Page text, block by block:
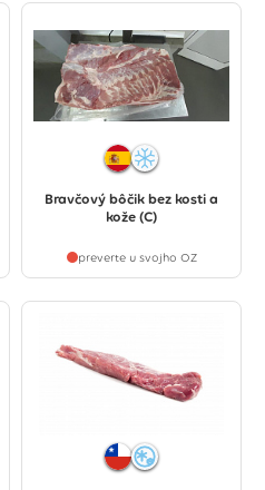
Bravčový bôčik bez kosti a
kože (C)
preverte u svojho OZ